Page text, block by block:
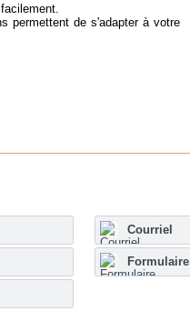
permettent de s'adapter à votre
Courriel
Formulaire